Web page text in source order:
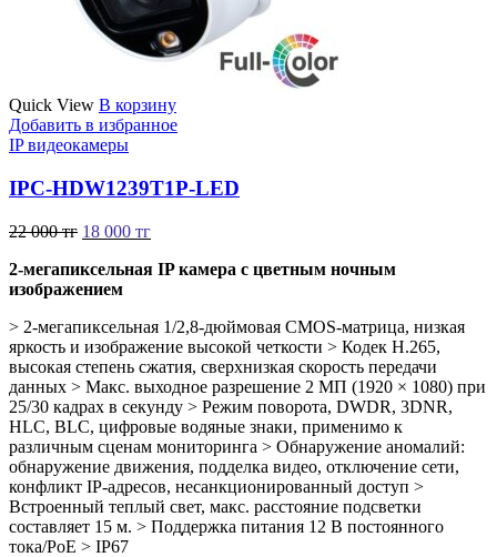
Quick View В корзину
Добавить в избранное
IP видеокамеры
IPC-HDW1239T1P-LED
22 000тг 18 000 тг
2-мегапиксельная IP камера с цветным ночным
изображением
> 2-мегапиксельная 1/2,8-дюймовая CMOS-матрица, низкая
яркость и изображение высокой четкости > Кодек H.265,
высокая степень сжатия, сверхнизкая скорость передачи
данных > Макс. выходное разрешение 2 МП (1920 × 1080) при
25/30 кадрах в секунду > Режим поворота, DWDR, 3DNR,
HLC, BLC, цифровые водяные знаки, применимо к
различным сценам мониторинга > Обнаружение аномалий:
обнаружение движения, подделка видео, отключение сети,
конфликт IP-адресов, несанкционированный доступ >
Встроенный теплый свет, макс. расстояние подсветки
составляет 15 м. > Поддержка питания 12 В постоянного
тока/PoE > IP67